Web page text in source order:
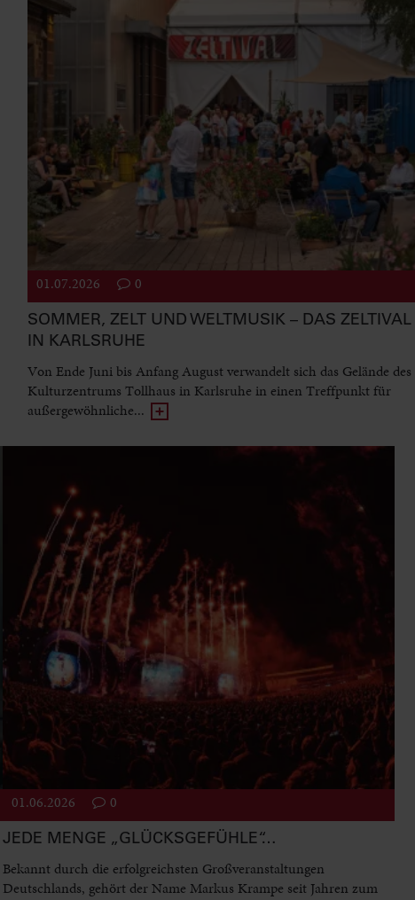
01.07.2026 0
SOMMER, ZELT UND WELTMUSIK – DAS ZELTIVAL
IN KARLSRUHE
Von Ende Juni bis Anfang August verwandelt sich das Gelände des
Kulturzentrums Tollhaus in Karlsruhe in einen Treffpunkt für
außergewöhnliche...
01.06.2026 0
JEDE MENGE „GLÜCKSGEFÜHLE“…
Bekannt durch die erfolgreichsten Großveranstaltungen
Deutschlands, gehört der Name Markus Krampe seit Jahren zum